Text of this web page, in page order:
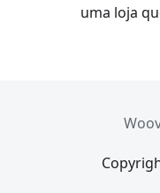
uma loja